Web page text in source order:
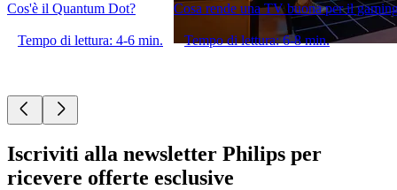
Cos'è il Quantum Dot?
Tempo di lettura: 4-6 min.
Cosa rende una TV buona per il
Tempo di lettura: 6-8 min.
Iscriviti alla newsletter Philips per
ricevere offerte esclusive